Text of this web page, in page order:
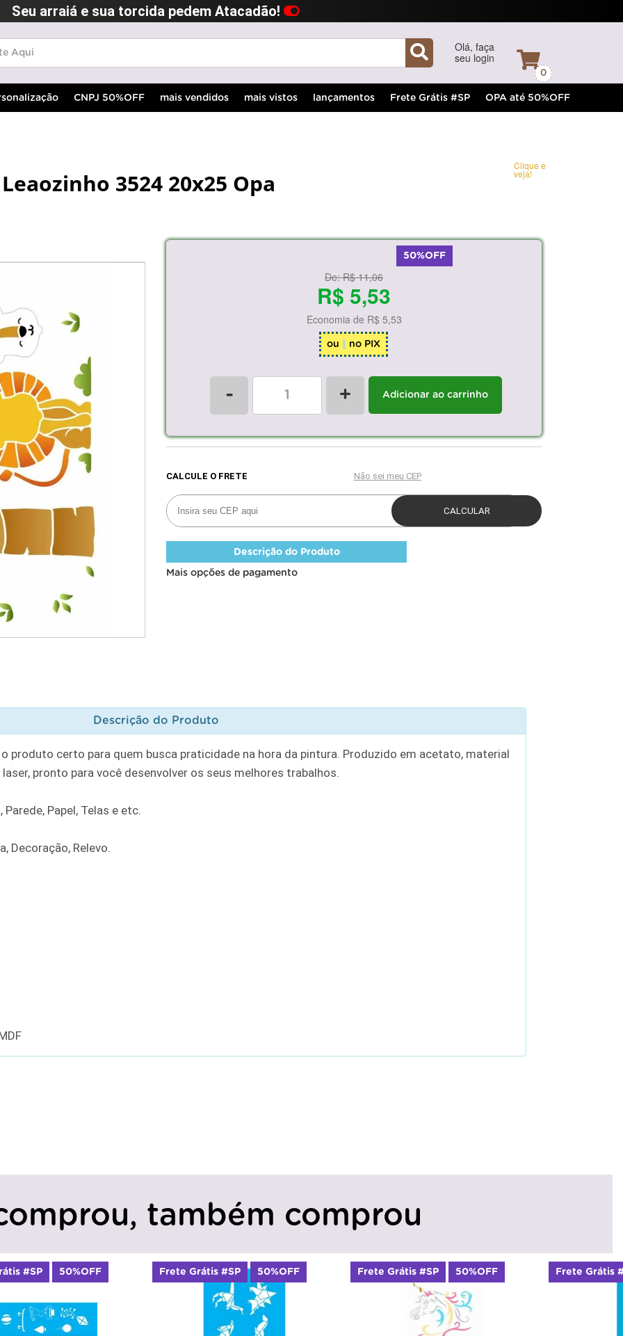
Seu arraiá e sua torcida pedem Atacadão!
Olá, faça
seu login
0
CNPJ 50%OFF mais vendidos mais vistos lançamentos Frete Grátis #SP OPA até 50%OFF
3524 20x25 Opa
Clique e
veja!
50%OFF
De:R$ 11,06
R$ 5,53
Economia de R$ 5,53
ou no PIX
- + Adicionar ao carrinho
Descrição do Produto
Mais opções de pagamento
Descrição do Produto
produto certo para quem busca praticidade na hora da pintura. Produzido em acetato, material
pronto para você desenvolver os seus melhores trabalhos.
Papel, Telas e etc.
Decoração, Relevo.
também comprou
#SP 50%OFF Frete Grátis #SP 50%OFF Frete Grátis #SP 50%OFF Frete Grátis